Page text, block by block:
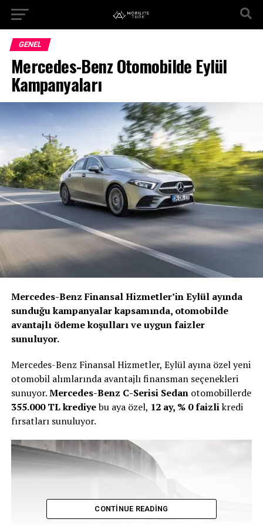
GENEL
Mercedes-Benz Otomobilde Eylül
Kampanyaları
Mercedes-Benz Finansal Hizmetler’in Eylül ayında
sunduğu kampanyalar kapsamında, otomobilde
avantajlı ödeme koşullarıve uygun faizler
sunuluyor.
Mercedes-Benz Finansal Hizmetler, Eylül ayına özel yeni
otomobil alımlarında avantajlı finansman seçenekleri
sunuyor.Mercedes-Benz C-Serisi Sedanotomobillerde
355.000 TL krediyebu aya özel, 12 ay, % 0 faizlikredi
fırsatları sunuluyor.
CONTINUE READING